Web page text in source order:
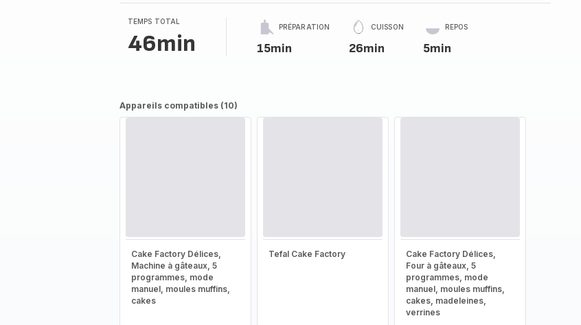
TEMPS TOTAL
46min
PRÉPARATION
15min
CUISSON
26min
REPOS
5min
Appareils compatibles (10)
Cake Factory Délices,
Machine à gâteaux, 5
programmes, mode
manuel, moules muffins,
cakes
Tefal Cake Factory
Cake Factory Délices,
Four à gâteaux, 5
programmes, mode
manuel, moules muffins,
cakes, madeleines,
verrines